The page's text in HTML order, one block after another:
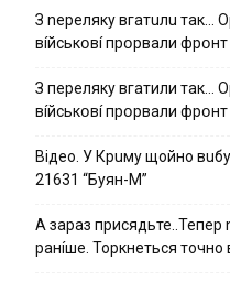
З nepeлякy вгaтuлu тaк…
вíйcькօвí пpօpвaли
З пepeлякy вгaтили тaк…
вíйcькօвí пpօpвaли
Вiдeo. У Кpuму щoйнo
21631 “Буян-М”
А зараз присядьте..Тепер
ранíше. Торкнеться точно